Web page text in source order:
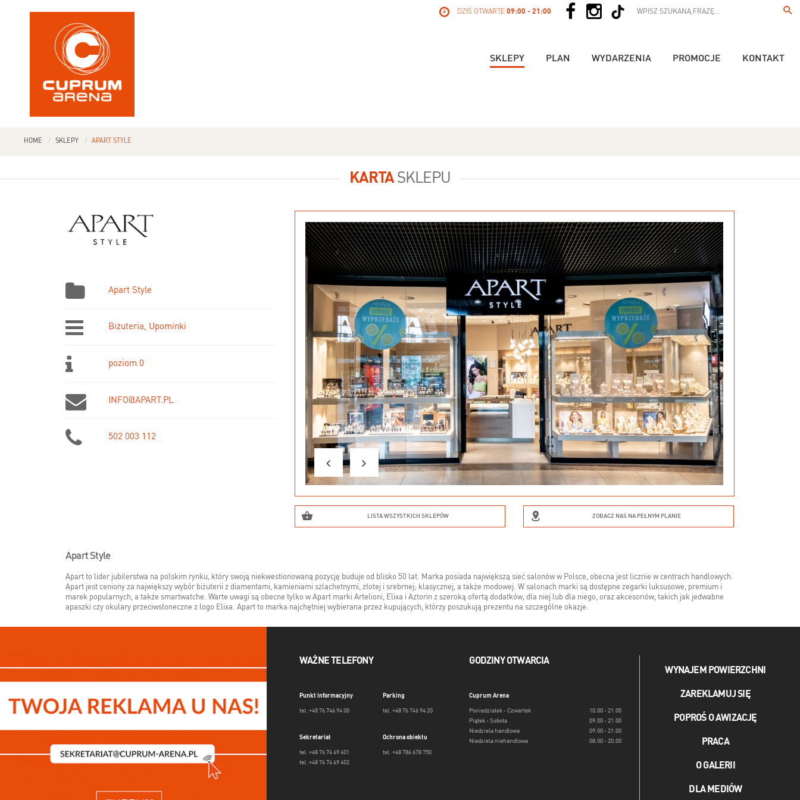
DZIŚ OTWARTE 09:00 - 21:00
SKLEPY PLAN WYDARZENIA PROMOCJE KONTAKT
HOME SKLEPY APART STYLE
KARTASKLEPU
Apart Style
Biżuteria, Upominki
poziom 0
INFO@APART.PL
502 003 112
LISTA WSZYSTKICH SKLEPÓW ZOBACZ NAS NA PEŁNYM PLANIE
Apart Style
Apart to lider jubilerstwa na polskim rynku, który swoją niekwestionowaną pozycję buduje od blisko 50 lat. Marka posiada największą sieć salonów w Polsce, obecna jest licznie w centrach handlowych.
Apart jest ceniony za największy wybór biżuterii z diamentami, kamieniami szlachetnymi, złotej i srebrnej; klasycznej, a także modowej. W salonach marki są dostępne zegarki luksusowe, premium i
marek popularnych, a także smartwatche. Warte uwagi są obecne tylko w Apart marki Artelioni, Elixa i Aztorin z szeroką ofertą dodatków, dla niej lub dla niego, oraz akcesoriów, takich jak jedwabne
apaszki czy okulary przeciwsłoneczne z logo Elixa. Apart to marka najchętniej wybierana przez kupujących, którzy poszukują prezentu na szczególne okazje.
WAŻNE TELEFONY
Punkt informacyjny
tel. +48 76 746 94 00
Parking
tel. +48 76 746 94 20
Sekretariat
tel. +48 76 74 69 401
tel. +48 76 74 69 402
Ochrona obiektu
tel. +48 786 678 750
GODZINY OTWARCIA
Cuprum Arena
Poniedziałek - Czwartek
10.00 - 21.00
Piątek - Sobota
09.00 - 21.00
Niedziela handlowa
09.00 - 21.00
Niedziela niehandlowa
08.00 - 20.00
WYNAJEM POWIERZCHNI
ZAREKLAMUJ SIĘ
POPROŚ O AWIZACJĘ
PRACA
O GALERII
DLA MEDIÓW